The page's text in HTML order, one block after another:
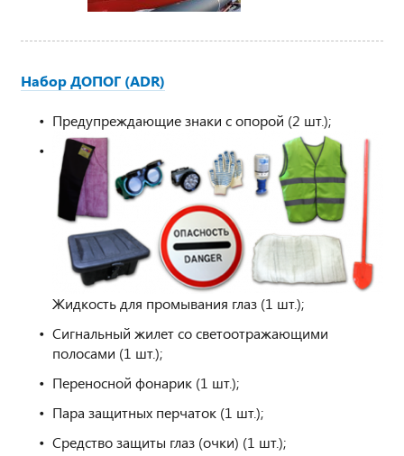
Набор ДОПОГ (ADR)
Предупреждающие знаки с опорой (2 шт.);
Жидкость для промывания глаз (1 шт.);
Сигнальный жилет со светоотражающими
полосами (1 шт.);
Переносной фонарик (1 шт.);
Пара защитных перчаток (1 шт.);
Средство защиты глаз (очки) (1 шт.);